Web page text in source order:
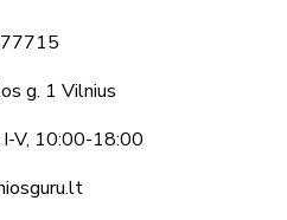
g. 1 Vilnius
I-V, 10:00-18:00